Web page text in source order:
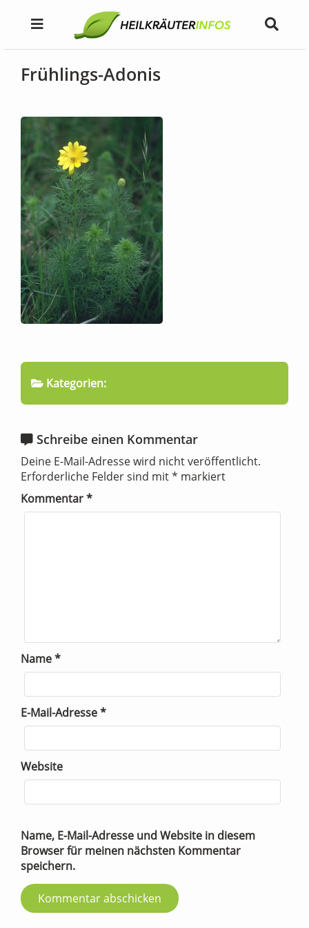
Frühlings-Adonis
Kategorien:
Schreibe einen Kommentar
Deine E-Mail-Adresse wird nicht veröffentlicht.
Erforderliche Felder sind mit* markiert
Kommentar*
Name*
E-Mail-Adresse*
Website
Name, E-Mail-Adresse und Website in diesem
Browser für meinen nächsten Kommentar
speichern.